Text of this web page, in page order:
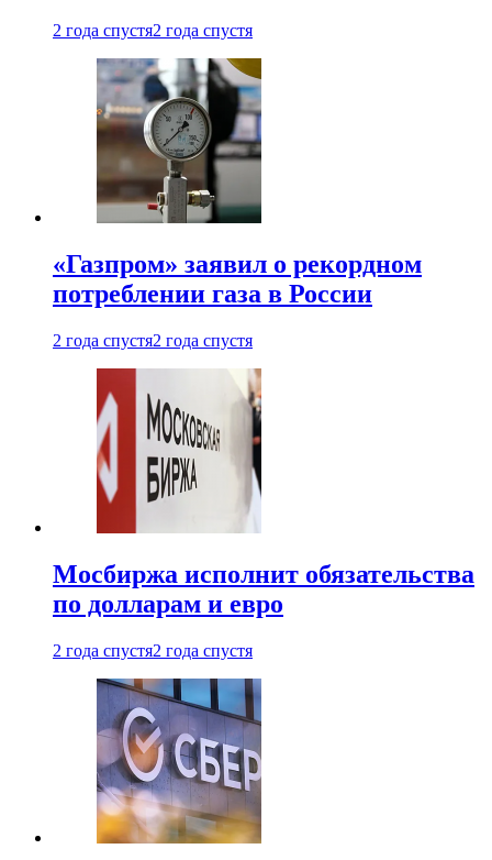
2 года спустя2 года спустя
«Газпром» заявил о рекордном
потреблении газа в России
2 года спустя2 года спустя
Мосбиржа исполнит обязательства
по долларам и евро
2 года спустя2 года спустя